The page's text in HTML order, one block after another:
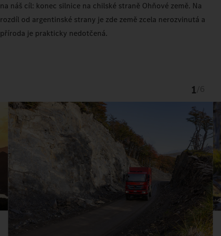
na náš cíl: konec silnice na chilské straně Ohňové země. Na
rozdíl od argentinské strany je zde země zcela nerozvinutá a
příroda je prakticky nedotčená.
1